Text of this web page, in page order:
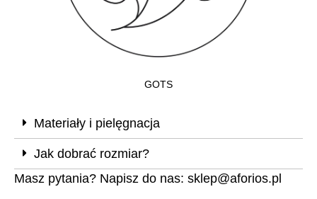
GOTS
Materiały i pielęgnacja
Jak dobrać rozmiar?
Masz pytania? Napisz do nas: sklep@aforios.pl